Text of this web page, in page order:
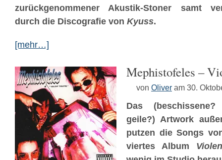
zurückgenommener Akustik-Stoner samt
durch die Discografie von Kyuss.
[mehr…]
Mephistofeles –
von Oliver am 30.
Das
geile?) Artwork
putzen die Songs
viertes Album